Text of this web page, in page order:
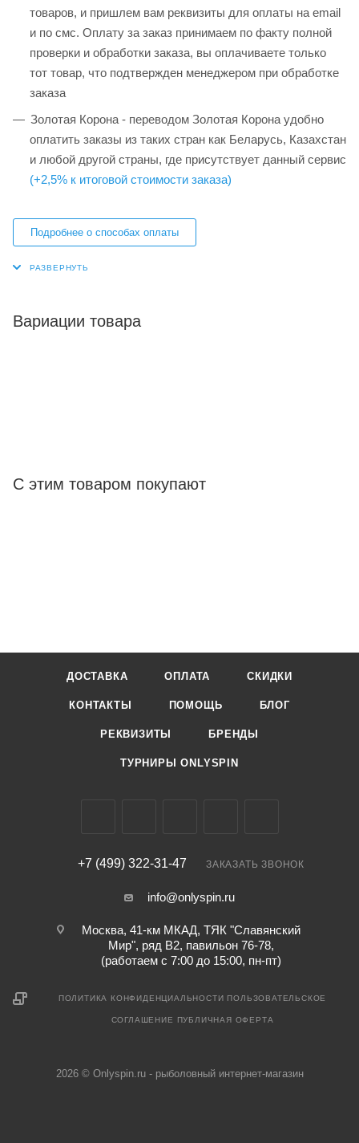
товаров, и пришлем вам реквизиты для оплаты на email
и по смс. Оплату за заказ принимаем по факту полной
проверки и обработки заказа, вы оплачиваете только
тот товар, что подтвержден менеджером при обработке
заказа
Золотая Корона - переводом Золотая Корона удобно
оплатить заказы из таких стран как Беларусь, Казахстан
и любой другой страны, где присутствует данный сервис
(+2,5% к итоговой стоимости заказа)
Подробнее о способах оплаты
Вариации товара
С этим товаром покупают
ДОСТАВКА ОПЛАТА СКИДКИ
КОНТАКТЫ ПОМОЩЬ БЛОГ
РЕКВИЗИТЫ БРЕНДЫ
ТУРНИРЫ ONLYSPIN
+7 (499) 322-31-47 ЗАКАЗАТЬ ЗВОНОК
info@onlyspin.ru
Москва, 41-км МКАД, ТЯК "Славянский
Мир", ряд В2, павильон 76-78,
(работаем с 7:00 до 15:00, пн-пт)
ПОЛИТИКА КОНФИДЕНЦИАЛЬНОСТИ ПОЛЬЗОВАТЕЛЬСКОЕ
СОГЛАШЕНИЕ ПУБЛИЧНАЯ ОФЕРТА
2026 © Onlyspin.ru - рыболовный интернет-магазин